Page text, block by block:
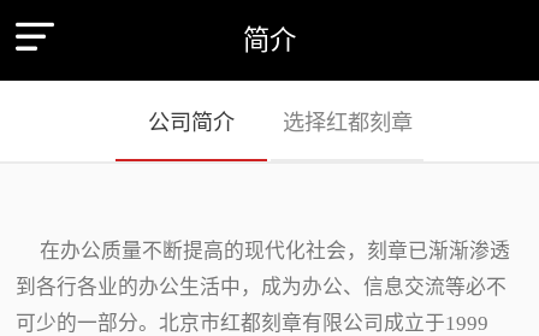
简介
公司简介 选择红都刻章
在办公质量不断提高的现代化社会，刻章已渐渐渗透
到各行各业的办公生活中，成为办公、信息交流等必不
可少的一部分。北京市红都刻章有限公司成立于1999